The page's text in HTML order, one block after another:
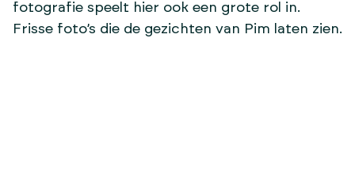
fotografie speelt hier ook een grote rol in.
Frisse foto’s die de gezichten van Pim laten zien.